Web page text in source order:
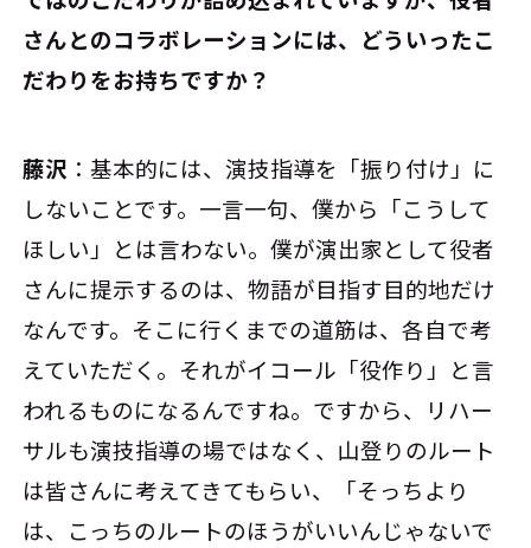
さんとのコラボレーションには、どういったこ
だわりをお持ちですか？
藤沢 ：基本的には、演技指導を「振り付け」に
しないことです。一言一句、僕から「こうして
ほしい」とは言わない。僕が演出家として役者
さんに提示するのは、物語が目指す目的地だけ
なんです。そこに行くまでの道筋は、各自で考
えていただく。それがイコール「役作り」と言
われるものになるんですね。ですから、リハー
サルも演技指導の場ではなく、山登りのルート
は皆さんに考えてきてもらい、「そっちより
は、こっちのルートのほうがいいんじゃないで